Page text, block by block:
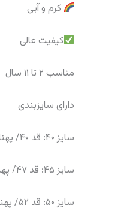
کرم و آبی
کیفیت عالی
مناسب ۲ تا ۱۱ سال
دارای سایزبندی
سایز ۴۰: قد ۴۰/ پهنا ۳۰
سایز ۴۵: قد ۴۷/ پهنا ۳۳
سایز ۵۰: قد ۵۲/ پهنا ۳۷